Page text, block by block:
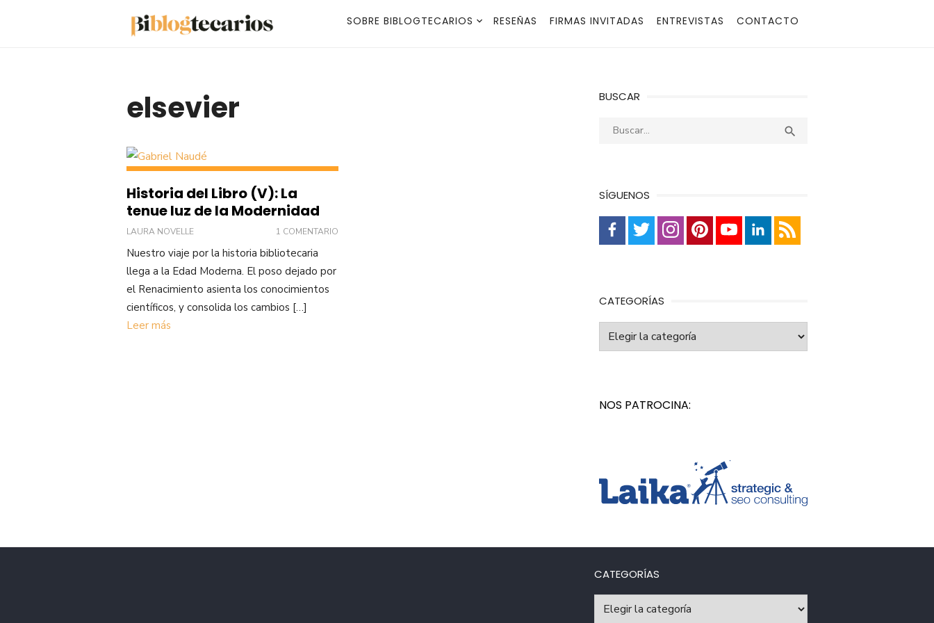
SOBRE BIBLOGTECARIOS RESEÑAS FIRMAS INVITADAS ENTREVISTAS CONTACTO
elsevier
Historia del Libro (V): La
tenue luz de la Modernidad
LAURA NOVELLE 1 COMENTARIO
Nuestro viaje por la historia bibliotecaria
llega a la Edad Moderna. El poso dejado por
el Renacimiento asienta los conocimientos
científicos, y consolida los cambios […]
Leer más
BUSCAR
Buscar: 
SÍGUENOS
CATEGORÍAS
NOS PATROCINA:
CATEGORÍAS